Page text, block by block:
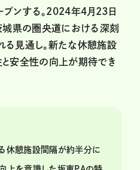
プンする。2024年4月23日
県の圏央道における深刻
見通し。新たな休憩施設
安全性の向上が期待でき
休憩施設間隔が約半分に